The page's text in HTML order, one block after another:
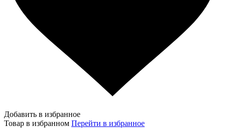
Добавить в избранное
Товар в избранном Перейти в избранное